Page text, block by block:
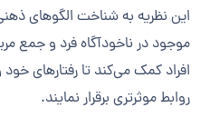
این نظریه به شناخت الگوهای
موجود در ناخودآگاه فرد و جمع
افراد کمک می‌کند تا رفتارهای خود
روابط موثرتری برقرار نمایند.